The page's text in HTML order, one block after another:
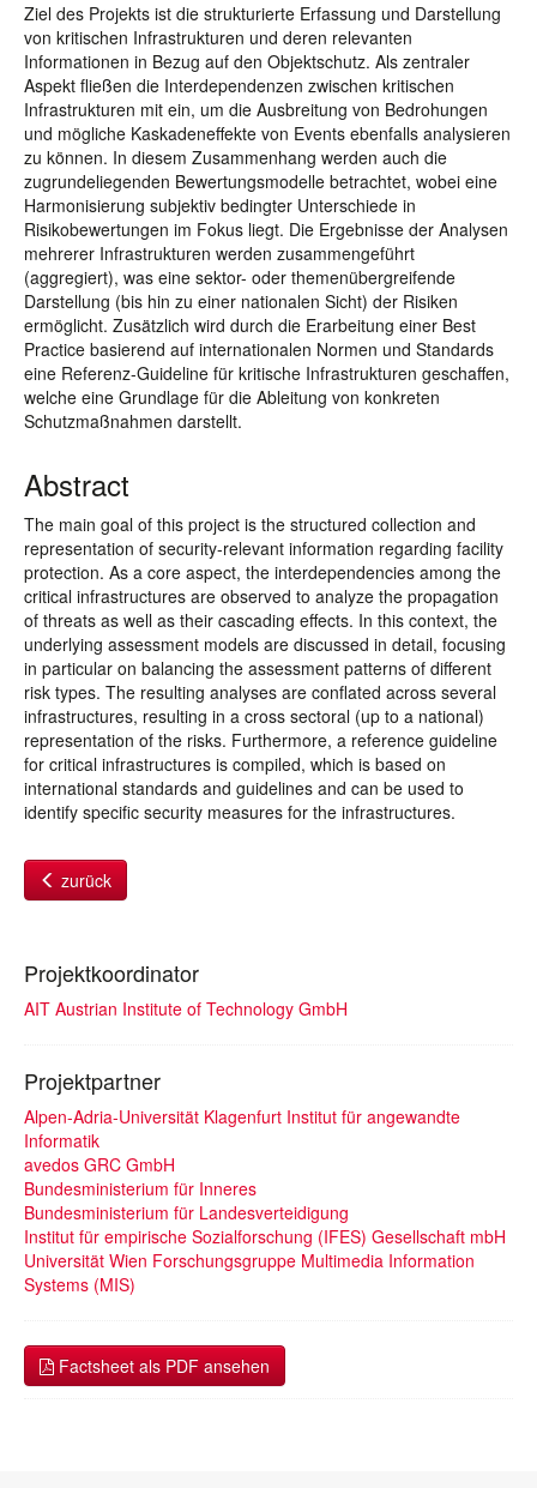
Ziel des Projekts ist die strukturierte Erfassung und Darstellung
von kritischen Infrastrukturen und deren relevanten
Informationen in Bezug auf den Objektschutz. Als zentraler
Aspekt fließen die Interdependenzen zwischen kritischen
Infrastrukturen mit ein, um die Ausbreitung von Bedrohungen
und mögliche Kaskadeneffekte von Events ebenfalls analysieren
zu können. In diesem Zusammenhang werden auch die
zugrundeliegenden Bewertungsmodelle betrachtet, wobei eine
Harmonisierung subjektiv bedingter Unterschiede in
Risikobewertungen im Fokus liegt. Die Ergebnisse der Analysen
mehrerer Infrastrukturen werden zusammengeführt
(aggregiert), was eine sektor- oder themenübergreifende
Darstellung (bis hin zu einer nationalen Sicht) der Risiken
ermöglicht. Zusätzlich wird durch die Erarbeitung einer Best
Practice basierend auf internationalen Normen und Standards
eine Referenz-Guideline für kritische Infrastrukturen geschaffen,
welche eine Grundlage für die Ableitung von konkreten
Schutzmaßnahmen darstellt.
Abstract
The main goal of this project is the structured collection and
representation of security-relevant information regarding facility
protection. As a core aspect, the interdependencies among the
critical infrastructures are observed to analyze the propagation
of threats as well as their cascading effects. In this context, the
underlying assessment models are discussed in detail, focusing
in particular on balancing the assessment patterns of different
risk types. The resulting analyses are conflated across several
infrastructures, resulting in a cross sectoral (up to a national)
representation of the risks. Furthermore, a reference guideline
for critical infrastructures is compiled, which is based on
international standards and guidelines and can be used to
identify specific security measures for the infrastructures.
zurück
Projektkoordinator
AIT Austrian Institute of Technology GmbH
Projektpartner
Alpen-Adria-Universität Klagenfurt Institut für angewandte
Informatik
avedos GRC GmbH
Bundesministerium für Inneres
Bundesministerium für Landesverteidigung
Institut für empirische Sozialforschung (IFES) Gesellschaft mbH
Universität Wien Forschungsgruppe Multimedia Information
Systems (MIS)
Factsheet als PDF ansehen